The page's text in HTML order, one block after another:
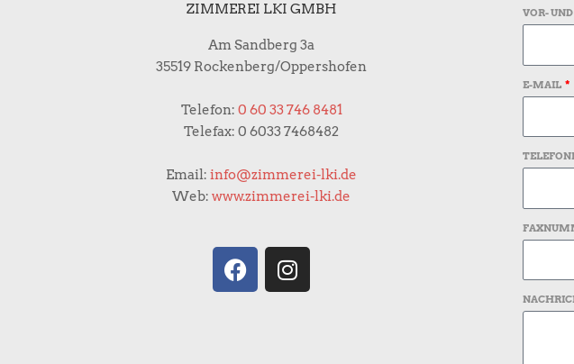
ZIMMEREI LKI GMBH
Am Sandberg 3a
35519 Rockenberg/Oppershofen
Telefon: 0 60 33 746 8481
Telefax: 0 6033 7468482
Email: info@zimmerei-lki.de
Web: www.zimmerei-lki.de
F
a
I
n
VOR-
E-MAIL